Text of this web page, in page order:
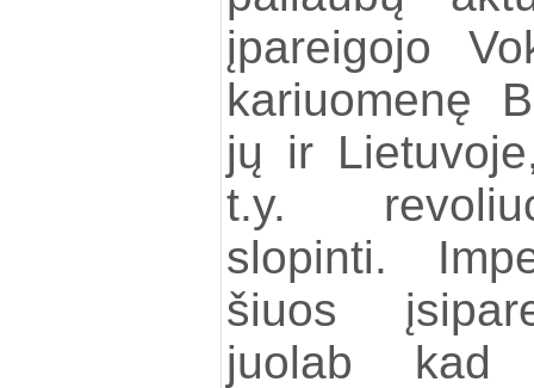
įpareigojo
kariuomenę
jų ir
t.y.
slopinti.
šiuos
juolab kad